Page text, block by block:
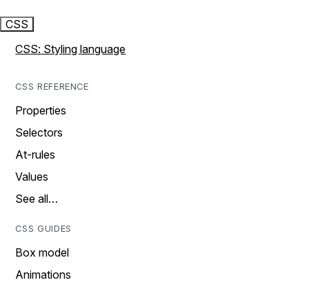
CSS
CSS: Styling language
CSS REFERENCE
Properties
Selectors
At-rules
Values
See all…
CSS GUIDES
Box model
Animations